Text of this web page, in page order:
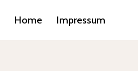
Home Impressum